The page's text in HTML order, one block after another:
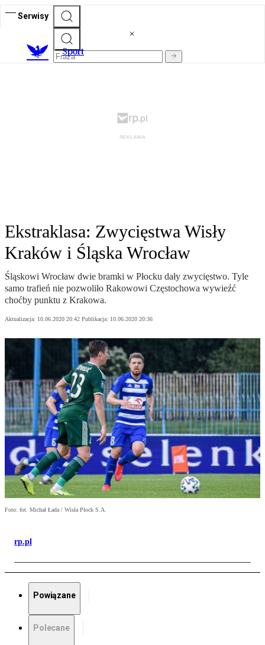
Serwisy
Sport
Ekstraklasa: Zwycięstwa Wisły
Kraków i Śląska Wrocław
Śląskowi Wrocław dwie bramki w Płocku dały zwycięstwo. Tyle
samo trafień nie pozwoliło Rakowowi Częstochowa wywieźć
choćby punktu z Krakowa.
Aktualizacja: 10.06.2020 20:42 Publikacja: 10.06.2020 20:36
Foto: fot. Michał Łada / Wisła Płock S.A.
rp.pl
Powiązane
Polecane